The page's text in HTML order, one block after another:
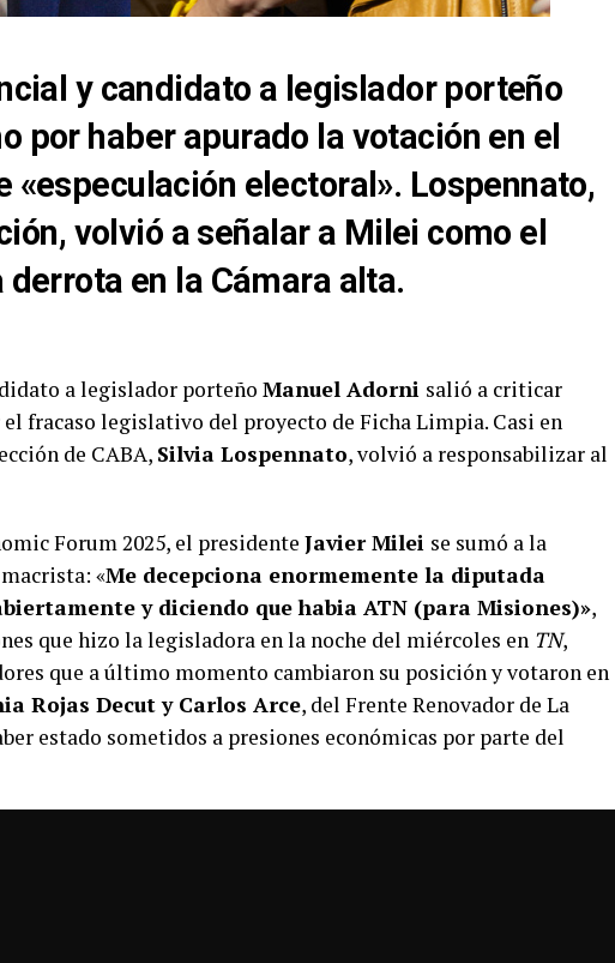
y candidato a legislador porteño
por haber apurado la votación en el
«especulación electoral». Lospennato,
volvió a señalar a Milei como el
en la Cámara alta.
a legislador porteño Manuel Adorni salió a criticar
fracaso legislativo del proyecto de Ficha Limpia. Casi en
de CABA, Silvia Lospennato, volvió a responsabilizar al
Forum 2025, el presidente Javier Milei se sumó a la
«Me decepciona enormemente la diputada
y diciendo que habia ATN (para Misiones)»,
que hizo la legisladora en la noche del miércoles en TN,
que a último momento cambiaron su posición y votaron en
Rojas Decut y Carlos Arce, del Frente Renovador de La
estado sometidos a presiones económicas por parte del